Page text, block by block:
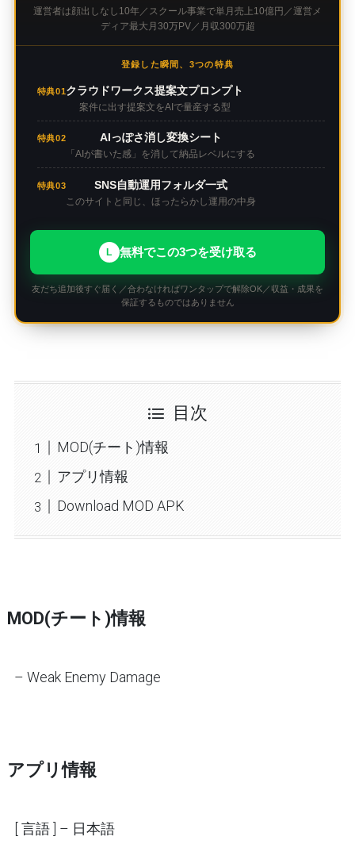
運営者は顔出しなし10年／スクール事業で単月売上10億円／運営メ
ディア最大月30万PV／月収300万超
登録した瞬間、3つの特典
特典01クラウドワークス提案文プロンプト
案件に出す提案文をAIで量産する型
特典02 AIっぽさ消し変換シート
「AIが書いた感」を消して納品レベルにする
特典03 SNS自動運用フォルダ一式
このサイトと同じ、ほったらかし運用の中身
L 無料でこの3つを受け取る
友だち追加後すぐ届く／合わなければワンタップで解除OK／収益・成果を
保証するものではありません
目次
MOD(チート)情報
アプリ情報
Download MOD APK
MOD(チート)情報
– Weak Enemy Damage
アプリ情報
[ 言語 ] – 日本語